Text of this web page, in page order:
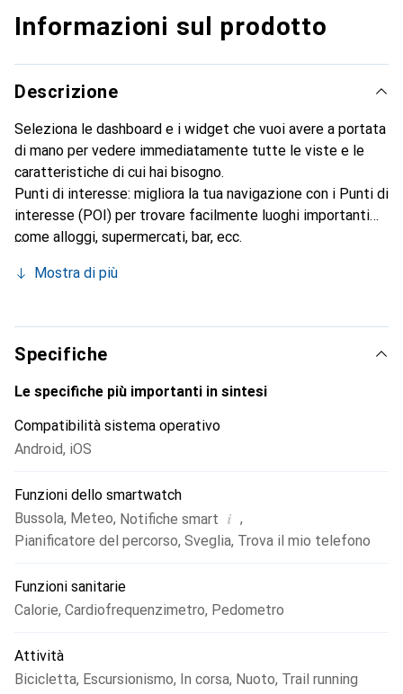
Informazioni sul prodotto
Descrizione
Seleziona le dashboard e i widget che vuoi avere a portata
di mano per vedere immediatamente tutte le viste e le
caratteristiche di cui hai bisogno.
Punti di interesse: migliora la tua navigazione con i Punti di
interesse (POI) per trovare facilmente luoghi importanti
come alloggi, supermercati, bar, ecc.
sugli stili di nuoto direttamente dopo la sessione di nuoto.
sincronizzata del tuo smartphone sulla mappa
dell'orologio: Un suono indica quando il tuo smartphone si
trova nel raggio d'azione del Bluetooth.
Rimani aggiornato con le notifiche interne come i
allenamento pianificate o gli avvisi se dimentichi lo
smartphone.
Mostra di più
Specifiche
Le specifiche più importanti in sintesi
Compatibilità sistema operativo
Android, iOS
Funzioni dello smartwatch
Bussola, Meteo, Notifiche smart i ,
Pianificatore del percorso, Sveglia, Trova il mio telefono
Funzioni sanitarie
Calorie, Cardiofrequenzimetro, Pedometro
Attività
Bicicletta, Escursionismo, In corsa, Nuoto, Trail running